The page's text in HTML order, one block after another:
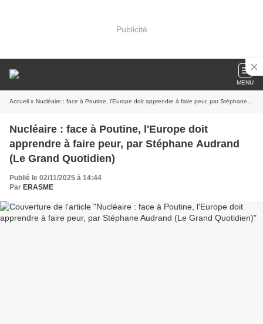
Publicité
MENU
Accueil » Nucléaire : face à Poutine, l'Europe doit apprendre à faire peur, par Stéphane Audrand (Le Grand Quotidien)
Nucléaire : face à Poutine, l'Europe doit
apprendre à faire peur, par Stéphane Audrand
(Le Grand Quotidien)
Publié le 02/11/2025 à 14:44
Par ERASME